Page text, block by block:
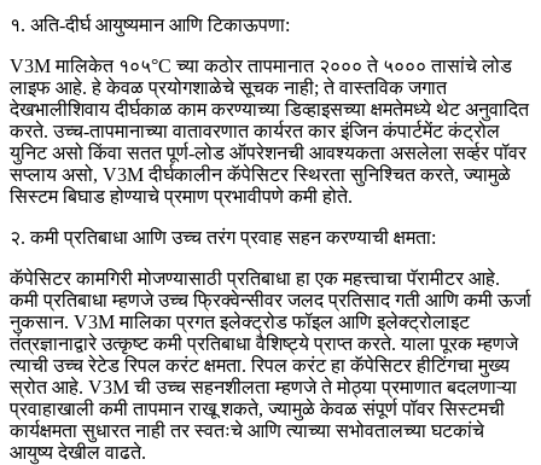
१. अति-दीर्घ आयुष्यमान आणि टिकाऊपणा:
V3M मालिकेत १०५°C च्या कठोर तापमानात २००० ते ५००० तासांचे लोड
लाइफ आहे. हे केवळ प्रयोगशाळेचे सूचक नाही; ते वास्तविक जगात
देखभालीशिवाय दीर्घकाळ काम करण्याच्या डिव्हाइसच्या क्षमतेमध्ये थेट अनुवादित
करते. उच्च-तापमानाच्या वातावरणात कार्यरत कार इंजिन कंपार्टमेंट कंट्रोल
युनिट असो किंवा सतत पूर्ण-लोड ऑपरेशनची आवश्यकता असलेला सर्व्हर पॉवर
सप्लाय असो, V3M दीर्घकालीन कॅपेसिटर स्थिरता सुनिश्चित करते, ज्यामुळे
सिस्टम बिघाड होण्याचे प्रमाण प्रभावीपणे कमी होते.
२. कमी प्रतिबाधा आणि उच्च तरंग प्रवाह सहन करण्याची क्षमता:
कॅपेसिटर कामगिरी मोजण्यासाठी प्रतिबाधा हा एक महत्त्वाचा पॅरामीटर आहे.
कमी प्रतिबाधा म्हणजे उच्च फ्रिक्वेन्सीवर जलद प्रतिसाद गती आणि कमी ऊर्जा
नुकसान. V3M मालिका प्रगत इलेक्ट्रोड फॉइल आणि इलेक्ट्रोलाइट
तंत्रज्ञानाद्वारे उत्कृष्ट कमी प्रतिबाधा वैशिष्ट्ये प्राप्त करते. याला पूरक म्हणजे
त्याची उच्च रेटेड रिपल करंट क्षमता. रिपल करंट हा कॅपेसिटर हीटिंगचा मुख्य
स्रोत आहे. V3M ची उच्च सहनशीलता म्हणजे ते मोठ्या प्रमाणात बदलणाऱ्या
प्रवाहाखाली कमी तापमान राखू शकते, ज्यामुळे केवळ संपूर्ण पॉवर सिस्टमची
कार्यक्षमता सुधारत नाही तर स्वतःचे आणि त्याच्या सभोवतालच्या घटकांचे
आयुष्य देखील वाढते.